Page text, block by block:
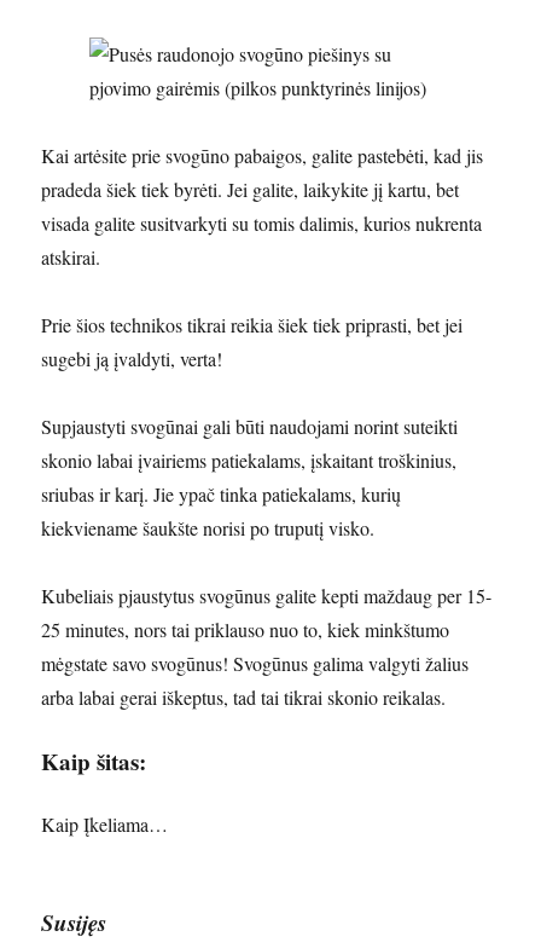
Kai artėsite prie svogūno pabaigos, galite pastebėti, kad jis
pradeda šiek tiek byrėti. Jei galite, laikykite jį kartu, bet
visada galite susitvarkyti su tomis dalimis, kurios nukrenta
atskirai.
Prie šios technikos tikrai reikia šiek tiek priprasti, bet jei
sugebi ją įvaldyti, verta!
Supjaustyti svogūnai gali būti naudojami norint suteikti
skonio labai įvairiems patiekalams, įskaitant troškinius,
sriubas ir karį. Jie ypač tinka patiekalams, kurių
kiekviename šaukšte norisi po truputį visko.
Kubeliais pjaustytus svogūnus galite kepti maždaug per 15-
25 minutes, nors tai priklauso nuo to, kiek minkštumo
mėgstate savo svogūnus! Svogūnus galima valgyti žalius
arba labai gerai iškeptus, tad tai tikrai skonio reikalas.
Kaip šitas:
Kaip Įkeliama…
Susijęs